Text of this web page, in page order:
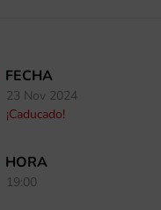
FECHA
23 Nov 2024
¡Caducado!
HORA
19:00